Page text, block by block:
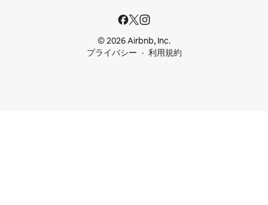
© 2026 Airbnb, Inc.
プライバシー
利用規約